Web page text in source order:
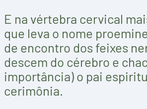
E na vértebra cervical
que leva o nome
de encontro dos feixes
descem do cérebro e
importância) o pai
cerimônia.